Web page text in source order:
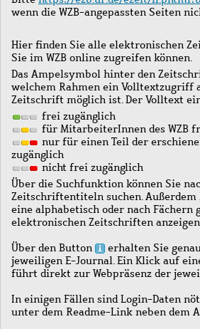
wenn die WZB-angepassten Seiten
Hier finden Sie alle elektronischen
Sie im WZB online zugreifen können.
Das Ampelsymbol hinter den
welchem Rahmen ein Volltextzugriff
Zeitschrift möglich ist. Der Volltext
frei zugänglich
für MitarbeiterInnen des WZB
nur für einen Teil der
zugänglich
nicht frei zugänglich
Über die Suchfunktion können Sie
Zeitschriftentiteln suchen. Außerdem
eine alphabetisch oder nach Fächern
elektronischen Zeitschriften
Über den Button
erhalten Sie
jeweiligen E-Journal. Ein Klick auf
führt direkt zur Webpräsenz der
In einigen Fällen sind Login-Daten
unter dem Readme-Link neben dem